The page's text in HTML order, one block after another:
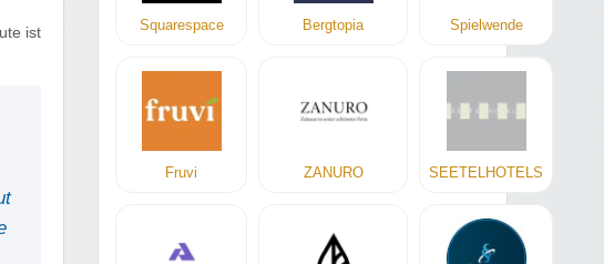
ist
Squarespace Bergtopia Spielwende
Fruvi ZANURO SEETELHOTELS